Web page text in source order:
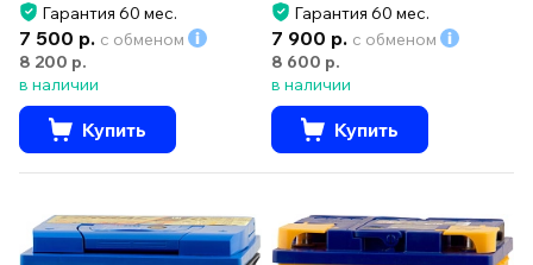
Гарантия 60 мес.
7 500 р. с обменом
8 200 р.
в наличии
Купить
Гарантия 60 мес.
7 900 р. с обменом
8 600 р.
в наличии
Купить